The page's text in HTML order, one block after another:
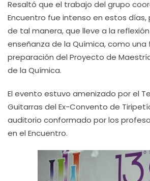
Resaltó que el trabajo del grupo
Encuentro fue intenso en estos días,
de tal manera, que lleve a la
enseñanza de la Química, como una
preparación del Proyecto de
de la Química.
El evento estuvo amenizado por el
Guitarras del Ex-Convento de
auditorio conformado por los
en el Encuentro.